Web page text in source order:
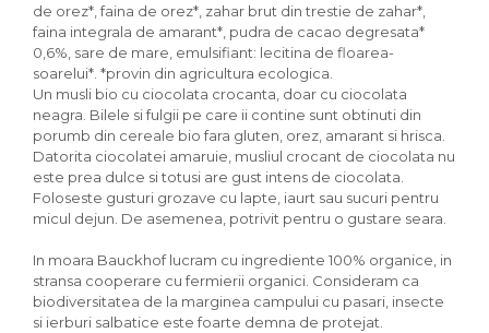
Paste si fidea
Paste bio din emmer
Paste bio din grau
Paste bio din spelta
Paste bio fara gluten
Paste bio integrale
Paste bio pentru copii
Paste fainoase bio
Conserve de peste bio
Crenvursti si pateu din carne bio
Pateu bio si creme vegetale
de orez*, faina de orez*, zahar brut din trestie de zahar*,
faina integrala de amarant*, pudra de cacao degresata*
0,6%, sare de mare, emulsifiant: lecitina de floarea-
soarelui*. *provin din agricultura ecologica.
Un musli bio cu ciocolata crocanta, doar cu ciocolata
neagra. Bilele si fulgii pe care ii contine sunt obtinuti din
porumb din cereale bio fara gluten, orez, amarant si hrisca.
Datorita ciocolatei amaruie, musliul crocant de ciocolata nu
este prea dulce si totusi are gust intens de ciocolata.
Foloseste gusturi grozave cu lapte, iaurt sau sucuri pentru
micul dejun. De asemenea, potrivit pentru o gustare seara.
In moara Bauckhof lucram cu ingrediente 100% organice, in
stransa cooperare cu fermierii organici. Consideram ca
biodiversitatea de la marginea campului cu pasari, insecte
si ierburi salbatice este foarte demna de protejat.